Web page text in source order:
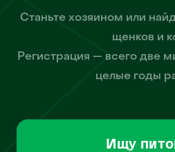
Станьте хозяином или
щенков и
Регистрация — всего две
целые годы
Ищу